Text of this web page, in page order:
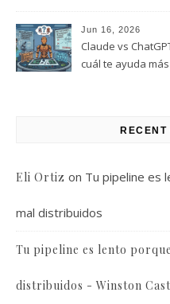
Jun 16, 2026
Claude vs
cuál te ayuda
RECENT
Eli Ortiz on Tu pipeline es
mal distribuidos
Tu pipeline es lento
distribuidos - Winston